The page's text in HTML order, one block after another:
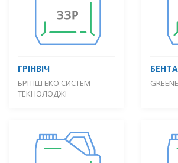
ГРІНВІЧ
БРІТІШ ЕКО СИСТЕМ
ТЕКНОЛОДЖІ